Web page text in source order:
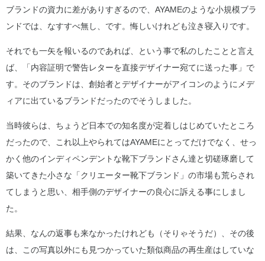
ブランドの資力に差がありすぎるので、AYAMEのような小規模ブラ
ンドでは、なすすべ無し、です。悔しいけれども泣き寝入りです。
それでも一矢を報いるのであれば、という事で私のしたことと言え
ば、「内容証明で警告レターを直接デザイナー宛てに送った事」で
す。そのブランドは、創始者とデザイナーがアイコンのようにメデ
ィアに出ているブランドだったのでそうしました。
当時彼らは、ちょうど日本での知名度が定着しはじめていたところ
だったので、これ以上やられてはAYAMEにとってだけでなく、せっ
かく他のインディペンデントな靴下ブランドさん達と切磋琢磨して
築いてきた小さな「クリエーター靴下ブランド」の市場も荒らされ
てしまうと思い、相手側のデザイナーの良心に訴える事にしまし
た。
結果、なんの返事も来なかったけれども（そりゃそうだ）、その後
は、この写真以外にも見つかっていた類似商品の再生産はしていな